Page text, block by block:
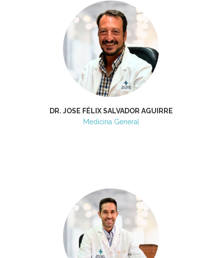
DR. JOSE FÉLIX SALVADOR AGUIRRE
Medicina General